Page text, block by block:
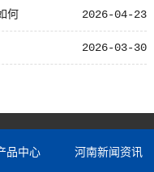
2026-04-23
何
2026-03-30
品中心 河南新闻资讯